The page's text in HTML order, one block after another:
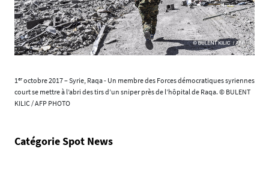
1eroctobre 2017 – Syrie, Raqa - Un membre des Forces démocratiques syriennes
court se mettre à l’abri des tirs d’un sniper près de l’hôpital de Raqa. © BULENT
KILIC / AFP PHOTO
Catégorie Spot News